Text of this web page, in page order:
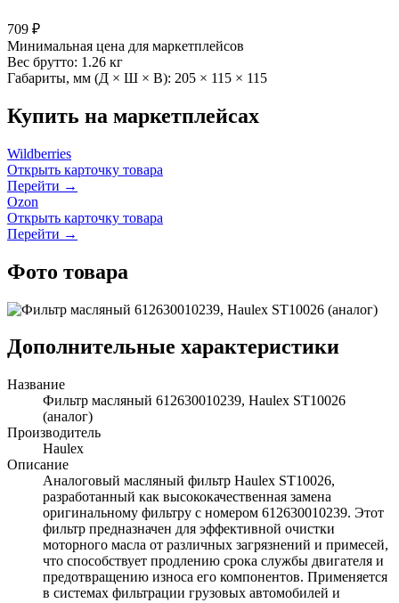
709 ₽
Минимальная цена для маркетплейсов
Вес брутто: 1.26 кг
Габариты, мм (Д × Ш × В): 205 × 115 × 115
Купить на маркетплейсах
Wildberries
Открыть карточку товара
Перейти →
Ozon
Открыть карточку товара
Перейти →
Фото товара
Дополнительные характеристики
Название
Фильтр масляный 612630010239, Haulex ST10026
(аналог)
Производитель
Haulex
Описание
Аналоговый масляный фильтр Haulex ST10026,
разработанный как высококачественная замена
оригинальному фильтру с номером 612630010239. Этот
фильтр предназначен для эффективной очистки
моторного масла от различных загрязнений и примесей,
что способствует продлению срока службы двигателя и
предотвращению износа его компонентов. Применяется
в системах фильтрации грузовых автомобилей и